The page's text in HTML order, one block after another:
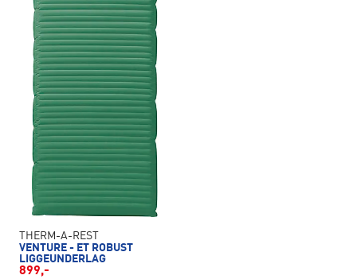
THERM-A-REST
VENTURE - ET ROBUST
LIGGEUNDERLAG
899,-